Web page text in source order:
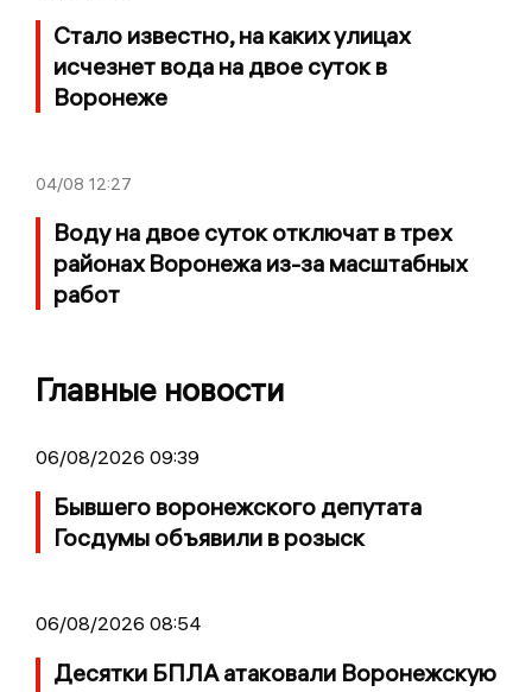
Стало известно, на каких улицах
исчезнет вода на двое суток в
Воронеже
04/08 12:27
Воду на двое суток отключат в трех
районах Воронежа из-за масштабных
работ
Главные новости
06/08/2026 09:39
Бывшего воронежского депутата
Госдумы объявили в розыск
06/08/2026 08:54
Десятки БПЛА атаковали Воронежскую